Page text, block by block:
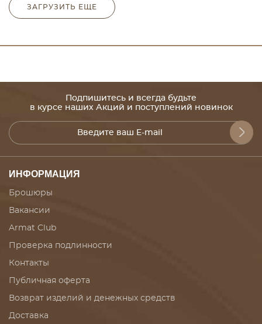
ЗАГРУЗИТЬ ЕЩЕ
Подпишитесь и всегда будьте
в курсе наших Акций и поступлений новинок
ИНФОРМАЦИЯ
Брошюры
Вакансии
Armat Club
Проверка подлинности
Контакты
Публичная оферта
Возврат изделий и денежных средств
Доставка